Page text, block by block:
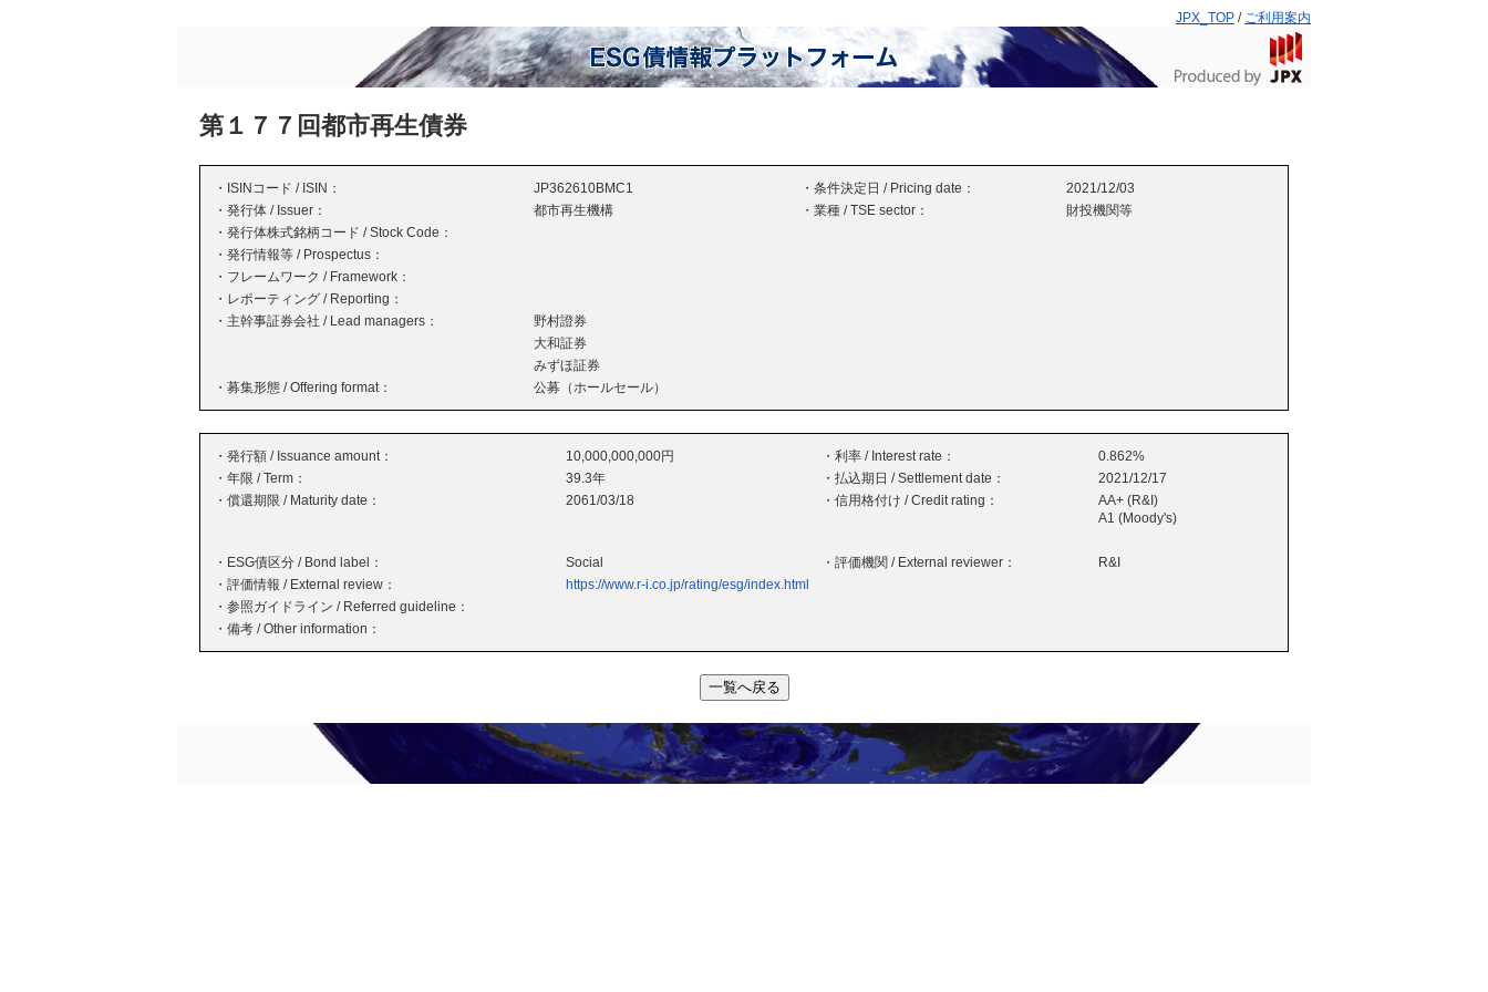
JPX_TOP / ご利用案内
第１７７回都市再生債券
・ISINコード / ISIN： JP362610BMC1 ・条件決定日 / Pricing date：
2021/12/03
・発行体 / Issuer：
都市再生機構 ・業種 / TSE sector：
財投機関等
・発行体株式銘柄コード / Stock Code：
・発行情報等 / Prospectus：
・フレームワーク / Framework：
・レポーティング / Reporting：
・主幹事証券会社 / Lead managers：
野村證券
大和証券
みずほ証券
・募集形態 / Offering format：
公募（ホールセール）
・発行額 / Issuance amount： 10,000,000,000円 ・利率 / Interest rate：
0.862%
・年限 / Term：
39.3年 ・払込期日 / Settlement date：
2021/12/17
・償還期限 / Maturity date：
2061/03/18 ・信用格付け / Credit rating：
AA+ (R&I)
A1 (Moody's)
・ESG債区分 / Bond label： Social ・評価機関 / External reviewer：
R&I
・評価情報 / External review：
https://www.r-i.co.jp/rating/esg/index.html
・参照ガイドライン / Referred guideline：
・備考 / Other information：
一覧へ戻る